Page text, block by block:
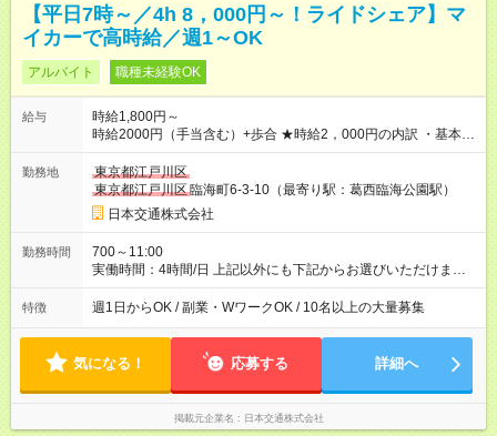
【平日7時～／4h 8，000円～！ライドシェア】マ
イカーで高時給／週1～OK
アルバイト 職種未経験OK
給与
時給1,800円～
時給2000円（手当含む）+歩合 ★時給2，000円の内訳 ・基本時
給：1，400円 ・燃料手当：300円 ・通信手当：100円 ・特別手
当：200円 ※ ※特別手当200円は期間限定の金額です。（2026
年10月15日まで） それ以降は変更となる可能性があります。
───────────────── ■研修について 営業所にて入社手続
き・ドラレコの設定・研修などを10時間行います。 ◆ 研修中の
す。 【試用期間】試用期間あり 試用期間の長さ：5ヶ月 ※ 雇用
形態と給与に、本採用時と異なる部分があります。 雇用形態：
最初の10時間で研修が行われ、研修（10時間）中は、時給1，
250円となります。 研修終了後、給与は本採用時と同様に時給
勤務地
東京都江戸川区
東京都江戸川区 臨海町6-3-10（最寄り駅：葛西臨海公園駅）
日本交通株式会社
勤務時間
700～11:00
実働時間：4時間/日 上記以外にも下記からお選びいただけま
す。 【勤務時間】 日曜 10:00~14:00 平日 7:00～11:00 金
曜 16:00～20:00、0:30～4:30（日付変わった土曜日深夜） 土
あり 【勤務日数】 週1日から可 MAX 週4日まで
特徴 週1日からOK / 副業・WワークOK / 10名以上の大量募集
気になる！ 応募する 詳細へ
掲載元企業名 日本交通株式会社